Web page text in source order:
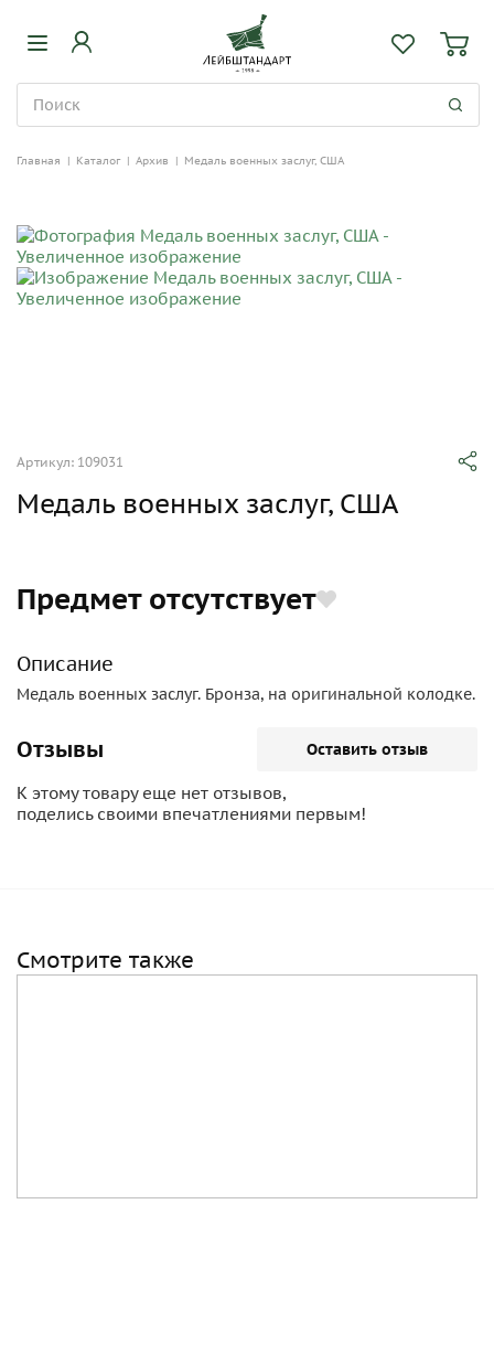
Главная | Каталог | Архив | Медаль военных заслуг, США
Артикул: 109031
Медаль военных заслуг, США
Предмет отсутствует
Описание
Медаль военных заслуг. Бронза, на оригинальной колодке.
Отзывы Оставить отзыв
К этому товару еще нет отзывов,
поделись своими впечатлениями первым!
Смотрите также